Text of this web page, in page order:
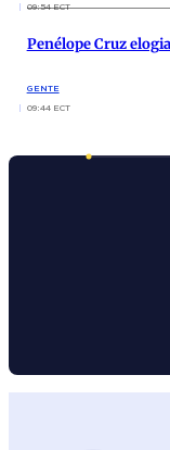
09:54 ECT
Penélope Cruz
GENTE
09:44 ECT